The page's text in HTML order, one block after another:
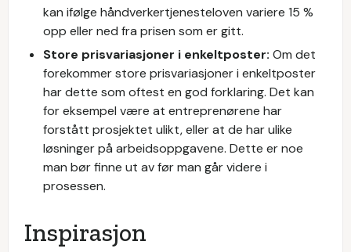
kan ifølge håndverkertjenesteloven variere 15 %
opp eller ned fra prisen som er gitt.
Store prisvariasjoner i enkeltposter: Om det
forekommer store prisvariasjoner i enkeltposter
har dette som oftest en god forklaring. Det kan
for eksempel være at entreprenørene har
forstått prosjektet ulikt, eller at de har ulike
løsninger på arbeidsoppgavene. Dette er noe
man bør finne ut av før man går videre i
prosessen.
Inspirasjon